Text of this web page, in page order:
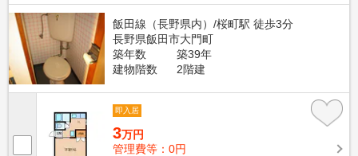
飯田線（長野県内）/桜町駅 徒歩3分
長野県飯田市大門町
築年数
築39年
建物階数
2階建
即入居
3万円
管理費等：0円